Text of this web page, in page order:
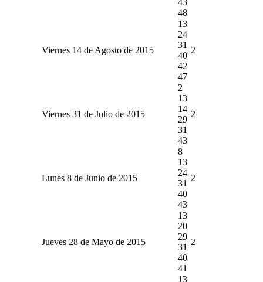
48
Viernes 14 de Agosto de 2015
13
24
31
40
42
47
2
Viernes 31 de Julio de 2015
2
13
14
29
31
43
2
Lunes 8 de Junio de 2015
8
13
24
31
40
43
2
Jueves 28 de Mayo de 2015
13
20
29
31
40
41
2
13